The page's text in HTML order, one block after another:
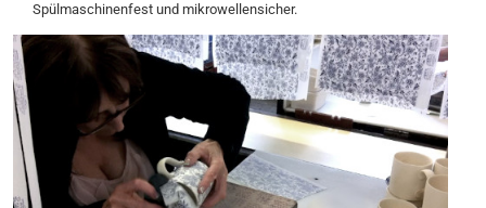
Spülmaschinenfest und mikrowellensicher.